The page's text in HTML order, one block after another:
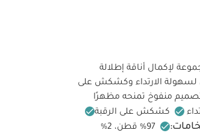
لإكمال أناقة إطلالة
لسهولة الارتداء وكشكش على
منفوخ تمنحه مظهرًا
كشكش على الرقبة
97‏‏%‏‏ قطن، 2‏‏%‏‏